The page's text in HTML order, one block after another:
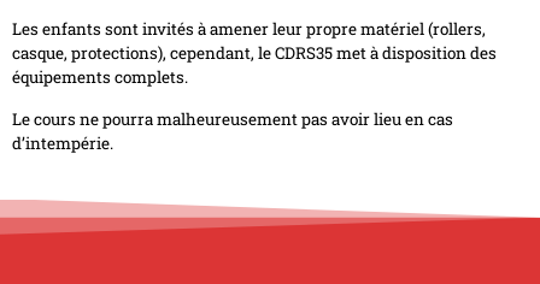
Les enfants sont invités à amener leur propre matériel (rollers,
casque, protections), cependant, le CDRS35 met à disposition des
équipements complets.
Le cours ne pourra malheureusement pas avoir lieu en cas
d’intempérie.